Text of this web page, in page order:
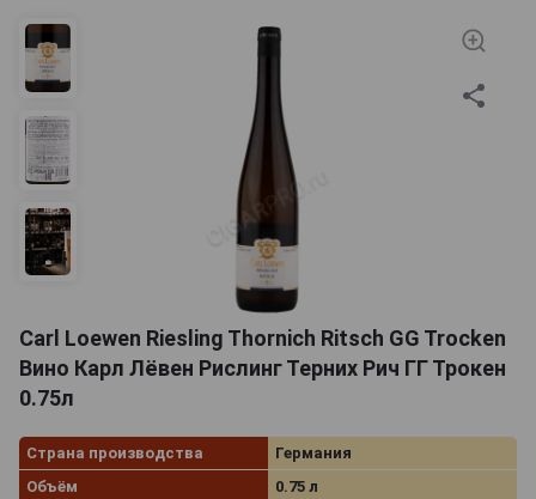
Carl Loewen Riesling Thornich Ritsch GG Trocken
Вино Карл Лёвен Рислинг Терних Рич ГГ Трокен
0.75л
Страна производства
Германия
Объём
0.75 л